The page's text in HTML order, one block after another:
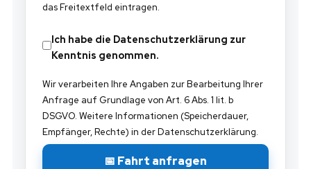
das Freitextfeld eintragen.
Ich habe die Datenschutzerklärung zur
Kenntnis genommen.
Wir verarbeiten Ihre Angaben zur Bearbeitung Ihrer
Anfrage auf Grundlage von Art. 6 Abs. 1 lit. b
DSGVO. Weitere Informationen (Speicherdauer,
Empfänger, Rechte) in derDatenschutzerklärung.
📅 Fahrt anfragen